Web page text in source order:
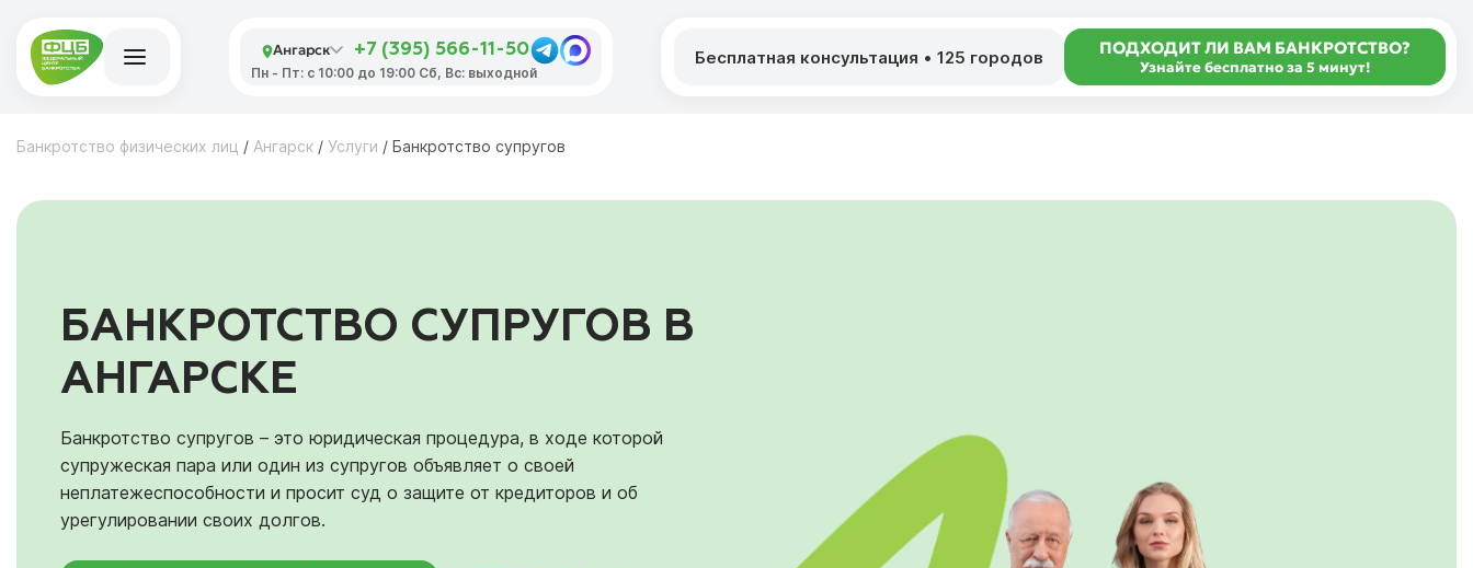
Ангарск +7 (395) 566-11-50
Пн - Пт: с 10:00 до 19:00 Сб, Вс: выходной
Бесплатная консультация • 125 городов ПОДХОДИТ ЛИ ВАМ БАНКРОТСТВО?
Узнайте бесплатно за 5 минут!
Банкротство физических лиц / Ангарск / Услуги / Банкротство супругов
БАНКРОТСТВО СУПРУГОВ В
АНГАРСКЕ
Банкротство супругов – это юридическая процедура, в ходе которой
супружеская пара или один из супругов объявляет о своей
неплатежеспособности и просит суд о защите от кредиторов и об
урегулировании своих долгов.